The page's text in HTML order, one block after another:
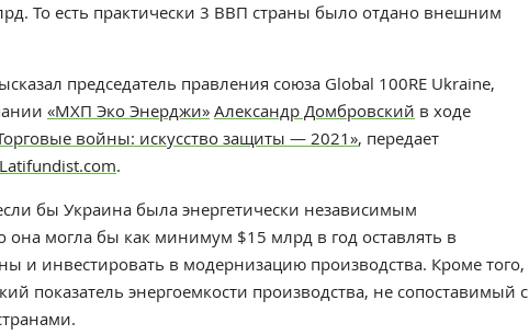
То есть практически 3 ВВП страны было отдано внешним
председатель правления союза Global 100RE Ukraine,
«МХП Эко Энерджи» Александр Домбровский в ходе
войны: искусство защиты — 2021», передает
Latifundist.com.
бы Украина была энергетически независимым
она могла бы как минимум $15 млрд в год оставлять в
и инвестировать в модернизацию производства. Кроме того,
показатель энергоемкости производства, не сопоставимый с